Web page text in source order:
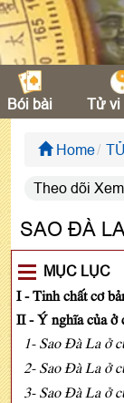
Bói bài Tử vi
Home
Theo dõi
SAO ĐÀ
MỤC LỤC
I - Tinh chất cơ
II - Ý nghĩa của ở
1- Sao Đà La ở
2- Sao Đà La ở
3- Sao Đà La ở